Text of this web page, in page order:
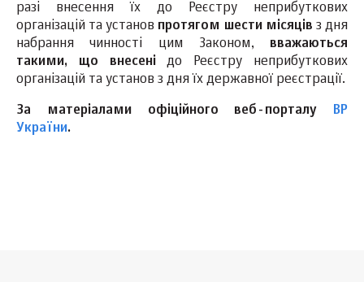
разі внесення їх до Реєстру неприбуткових
організацій та установ протягом шести місяців з дня
набрання чинності цим Законом, вважаються
такими, що внесенідо Реєстру неприбуткових
організацій та установ з дня їх державної реєстрації.
За матеріалами офіційного веб-порталу
ВР
України.